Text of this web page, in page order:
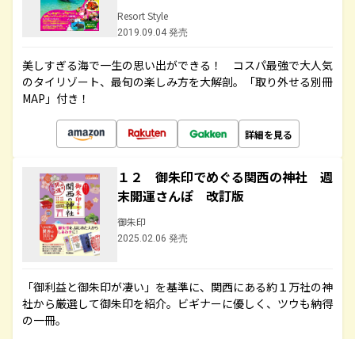
Resort Style
2019.09.04 発売
美しすぎる海で一生の思い出ができる！ コスパ最強で大人気
のタイリゾート、最旬の楽しみ方を大解剖。「取り外せる別冊
MAP」付き！
詳細を見る
１２ 御朱印でめぐる関西の神社 週
末開運さんぽ 改訂版
御朱印
2025.02.06 発売
「御利益と御朱印が凄い」を基準に、関西にある約１万社の神
社から厳選して御朱印を紹介。ビギナーに優しく、ツウも納得
の一冊。